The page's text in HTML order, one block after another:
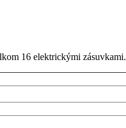
16 elektrickými zásuvkami.